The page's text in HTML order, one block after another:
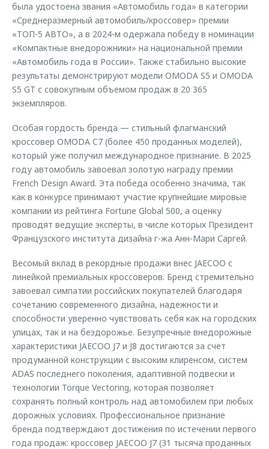
была удостоена звания «Автомобиль года» в категории
«Среднеразмерный автомобиль/кроссовер» премии
«ТОП-5 АВТО», а в 2024-м одержала победу в номинации
«Компактные внедорожники» на национальной премии
«Автомобиль года в России». Также стабильно высокие
результаты демонстрируют модели OMODA S5 и OMODA
S5 GT с совокупным объемом продаж в 20 365
экземпляров.
Особая гордость бренда — стильный флагманский
кроссовер OMODA C7 (более 450 проданных моделей),
который уже получил международное признание. В 2025
году автомобиль завоевал золотую награду премии
French Design Award. Эта победа особенно значима, так
как в конкурсе принимают участие крупнейшие мировые
компании из рейтинга Fortune Global 500, а оценку
проводят ведущие эксперты, в числе которых Президент
Французского института дизайна г-жа Анн-Мари Саргей.
Весомый вклад в рекордные продажи внес JAECOO с
линейкой премиальных кроссоверов. Бренд стремительно
завоевал симпатии российских покупателей благодаря
сочетанию современного дизайна, надежности и
способности уверенно чувствовать себя как на городских
улицах, так и на бездорожье. Безупречные внедорожные
характеристики JAECOO J7 и J8 достигаются за счет
продуманной конструкции с высоким клиренсом, систем
ADAS последнего поколения, адаптивной подвески и
технологии Torque Vectoring, которая позволяет
сохранять полный контроль над автомобилем при любых
дорожных условиях. Профессиональное признание
бренда подтверждают достижения по истечении первого
года продаж: кроссовер JAECOO J7 (31 тысяча проданных